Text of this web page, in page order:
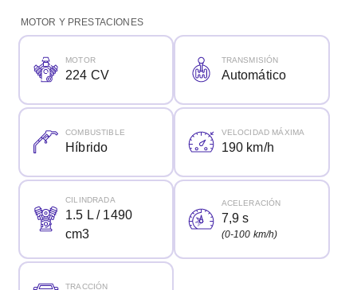
MOTOR Y PRESTACIONES
MOTOR
224 CV
TRANSMISIÓN
Automático
COMBUSTIBLE
Híbrido
VELOCIDAD MÁXIMA
190 km/h
CILINDRADA
1.5 L / 1490
cm3
ACELERACIÓN
7,9 s
(0-100 km/h)
TRACCIÓN